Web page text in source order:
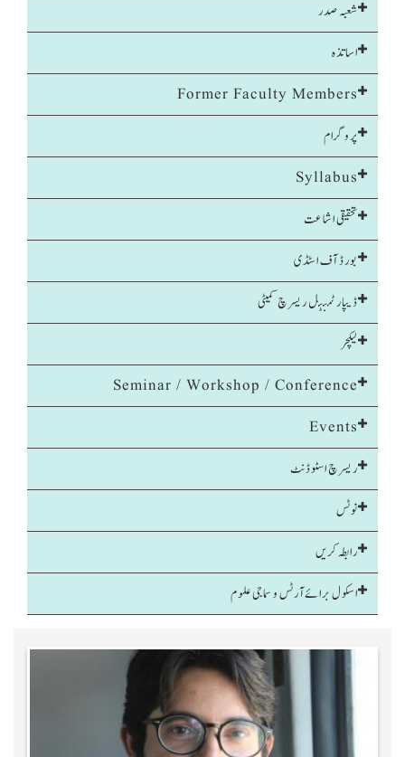
شعبہ صدر
اساتذہ
Former Faculty Members
پروگرام
Syllabus
تحقیقی اشاعت
بورڈ آف اسٹڈی
ڈیپارٹمنٹل ریسرچ کمیٹی
لیکچر
Seminar / Workshop / Conference
Events
ریسرچ اسٹوڈنٹ
نوٹس
رابطہ کریں
اسکول برائےآرٹس و سماجی علوم